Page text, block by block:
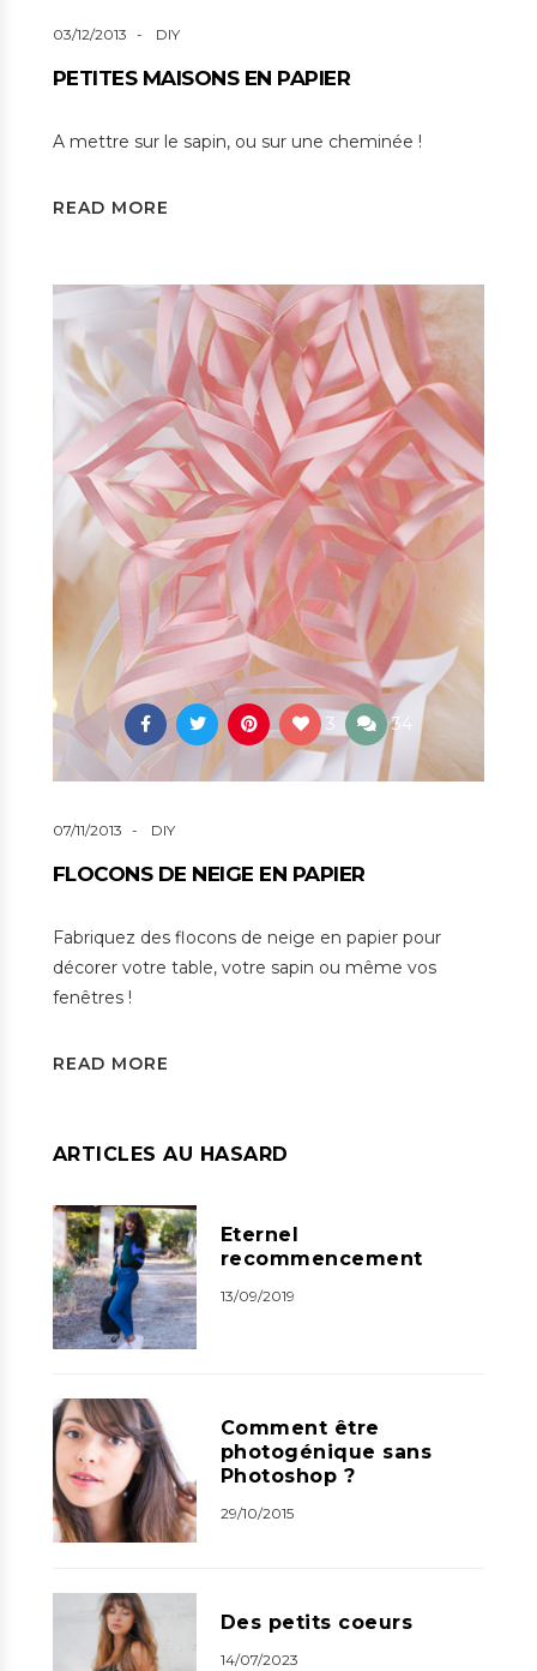
03/12/2013 DIY
PETITES MAISONS EN PAPIER
A mettre sur le sapin, ou sur une cheminée !
READ MORE
3 34
07/11/2013 DIY
FLOCONS DE NEIGE EN PAPIER
Fabriquez des flocons de neige en papier pour
décorer votre table, votre sapin ou même vos
fenêtres !
READ MORE
ARTICLES AU HASARD
Eternel
recommencement
13/09/2019
Comment être
photogénique sans
Photoshop ?
29/10/2015
Des petits coeurs
14/07/2023